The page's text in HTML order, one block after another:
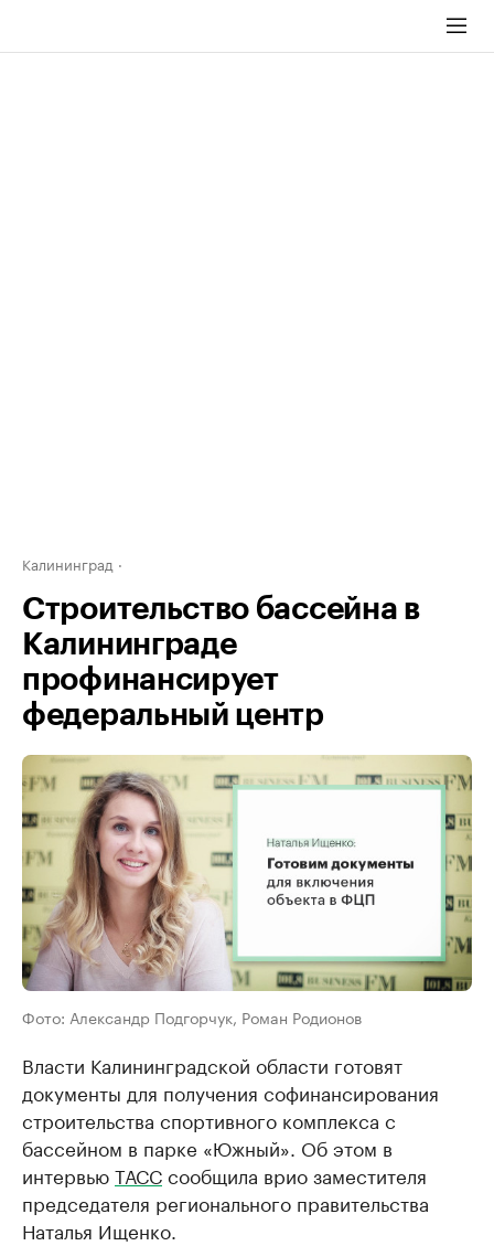
Калининград
Строительство бассейна в
Калининграде
профинансирует
федеральный центр
Фото: Александр Подгорчук, Роман Родионов
Власти Калининградской области готовят
документы для получения софинансирования
строительства спортивного комплекса с
бассейном в парке «Южный». Об этом в
интервьюТАССсообщила врио заместителя
председателя регионального правительства
Наталья Ищенко.